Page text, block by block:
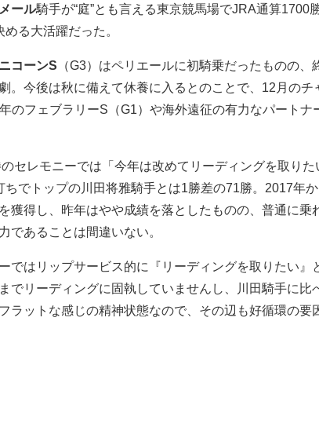
ール騎手が“庭”とも言える東京競馬場でJRA通算1700
る大活躍だった。
コーンS （G3）はペリエールに初騎乗だったものの、
。今後は秋に備えて休養に入るとのことで、12月のチ
のフェブラリーS（G1）や海外遠征の有力なパートナ
セレモニーでは「今年は改めてリーディングを取りた
ちでトップの川田将雅騎手とは1勝差の71勝。2017年
獲得し、昨年はやや成績を落としたものの、普通に乗
であることは間違いない。
ーではリップサービス的に『リーディングを取りたい』
でリーディングに固執していませんし、川田騎手に比
ラットな感じの精神状態なので、その辺も好循環の要